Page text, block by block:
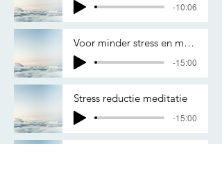
-10:06
Voor minder stress en meer daadkracht
-15:00
Stress reductie meditatie
-15:00